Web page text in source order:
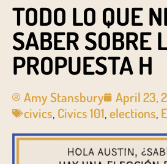
TODO LO QUE
SABER SOBRE
PROPUESTA H
Amy Stansbury
April 23,
civics, Civics 101,elections,